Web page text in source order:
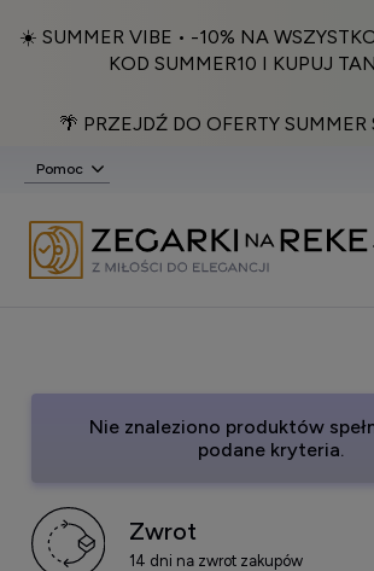
☀️ SUMMER VIBE • -10% NA
KOD SUMMER10 I KUPUJ
🌴 PRZEJDŹ DO OFERTY
Pomoc
Nie znaleziono produktów
podane kryteria.
Zwrot
14 dni na zwrot zakupów